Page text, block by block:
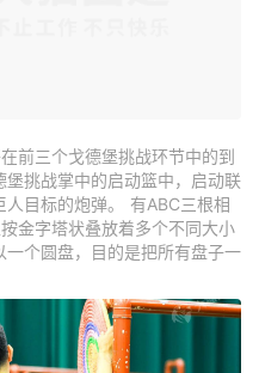
前三个戈德堡挑战环节中的到
挑战掌中的启动篮中，启动联
目标的炮弹。 有ABC三根相
金字塔状叠放着多个不同大小
个圆盘，目的是把所有盘子一